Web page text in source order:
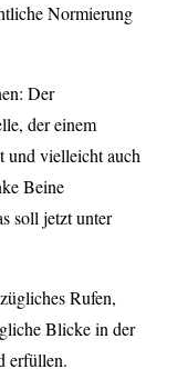
Normierung
Der
der einem
und vielleicht auch
Beine
soll jetzt unter
Rufen,
Blicke in der
erfüllen.